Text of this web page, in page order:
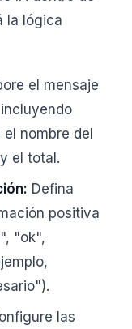
la lógica
el mensaje
nombre del
el total.
Defina
positiva
"ok",
las